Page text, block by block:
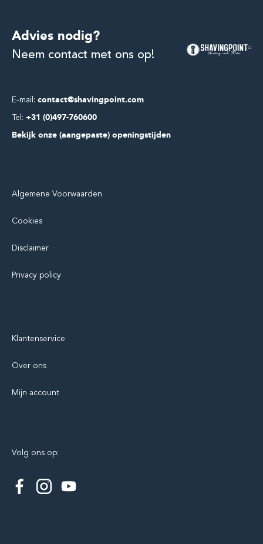
E-mail: contact@shavingpoint.com
Tel: +31 (0)497-760600
Bekijk onze (aangepaste) openingstijden
Advies nodig?
Neem contact met ons op!
Algemene Voorwaarden
Cookies
Disclaimer
Privacy policy
Klantenservice
Over ons
Mijn account
Volg ons op: